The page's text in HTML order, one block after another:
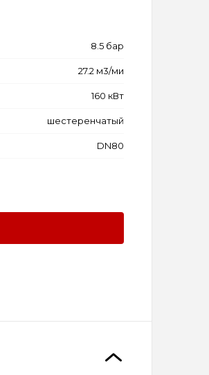
8.5 бар
27.2 м3/ми
160 кВт
шестеренчатый
DN80